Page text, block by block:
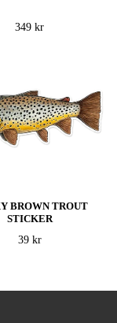
349 kr
BROWN TROUT
STICKER
39 kr